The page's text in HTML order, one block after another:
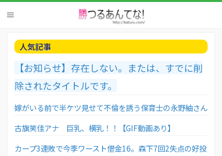
人気記事
【お知らせ】存在しない。または、すでに削
除されたタイトルです。
嫁がいる前で半ケツ見せて不倫を誘う保育士の永野紬さん
古旗笑佳アナ 巨乳、横乳！！【GIF動画あり】
カープ3連敗で今季ワースト借金16。森下7回2失点の好投